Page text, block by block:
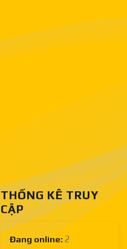
THỐNG KÊ TRUY
CẬP
Đang online: 2